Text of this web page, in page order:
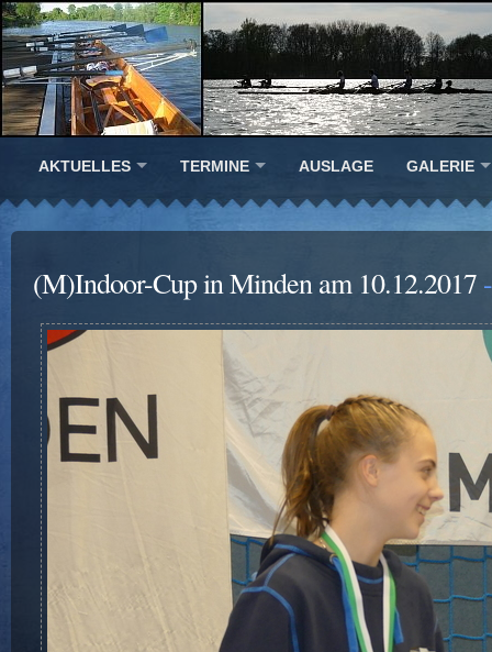
AKTUELLES TERMINE AUSLAGE GALERIE
(M)Indoor-Cup in Minden am 10.12.2017